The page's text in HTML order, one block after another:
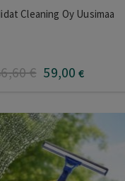
Cleaning Oy Uusimaa
,60€ 59,00 €